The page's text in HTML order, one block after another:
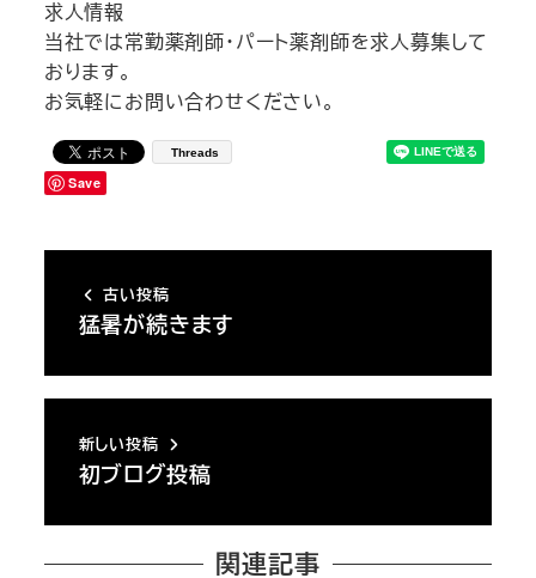
求人情報
当社では常勤薬剤師・パート薬剤師を求人募集して
おります。
お気軽にお問い合わせください。
Threads
Save
古い投稿
猛暑が続きます
新しい投稿
初ブログ投稿
関連記事